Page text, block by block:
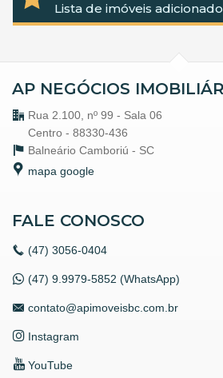
Lista de imóveis
AP NEGÓCIOS
Rua 2.100, nº 99 - Sala 06
Centro - 88330-436
Balneário Camboriú - SC
mapa google
FALE CONOSCO
(47) 3056-0404
(47) 9.9979-5852 (WhatsApp)
contato@apimoveisbc.com.br
Instagram
YouTube